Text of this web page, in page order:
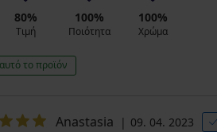
80%
Τιμή
100%
Ποιότητα
100%
Χρώμα
το προϊόν
Anastasia 09. 04. 2023